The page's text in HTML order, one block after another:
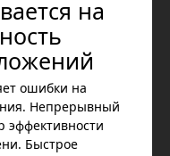
на
ошибки на
Непрерывный
эффективности
Быстрое